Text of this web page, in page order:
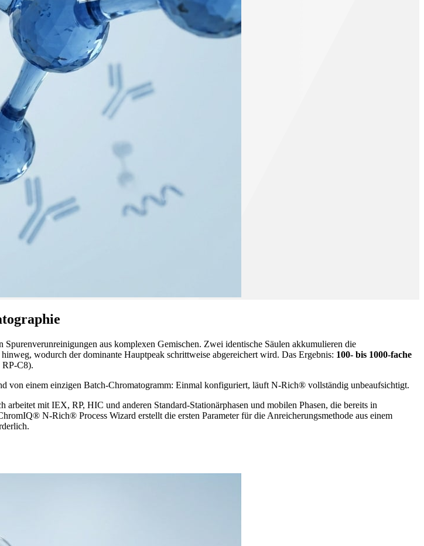
aus komplexen Gemischen. Zwei identische Säulen akkumulieren die
wodurch der dominante Hauptpeak schrittweise abgereichert wird. Das Ergebnis: 100- bis 1000-fache
C8).
einem einzigen Batch-Chromatogramm: Einmal konfiguriert, läuft N-Rich® vollständig unbeaufsichtigt.
arbeitet mit IEX, RP, HIC und anderen Standard-Stationärphasen und mobilen Phasen, die bereits in
N-Rich® Process Wizard erstellt die ersten Parameter für die Anreicherungsmethode aus einem